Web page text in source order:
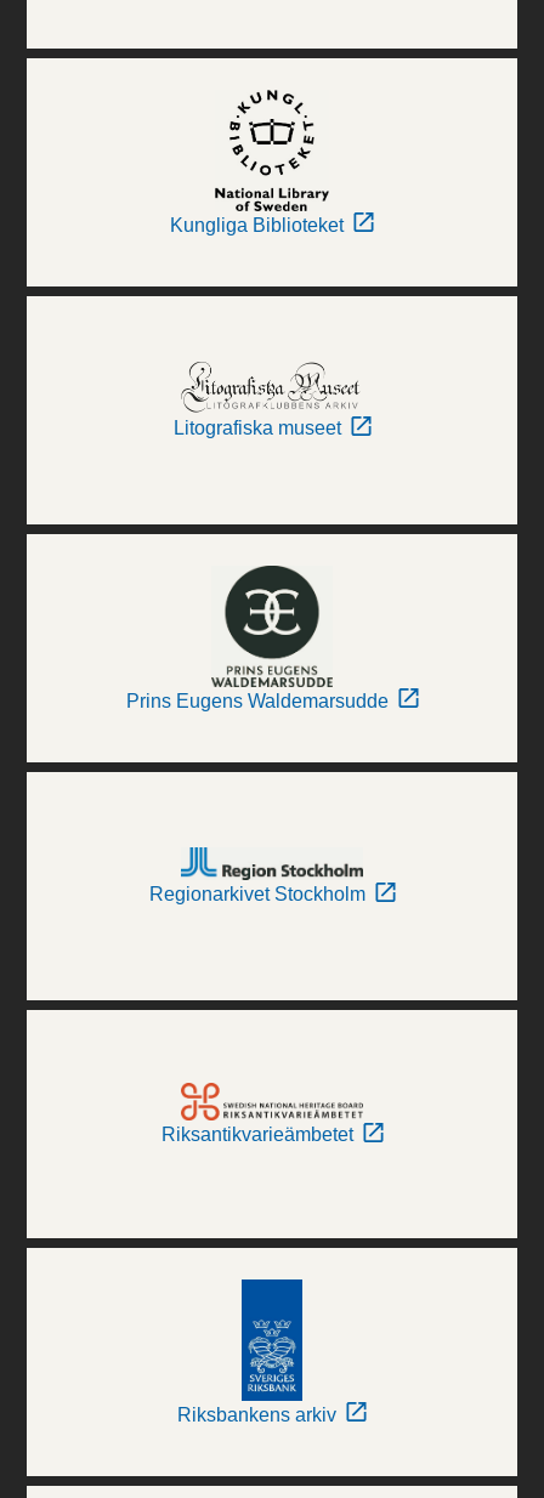
Kungliga Biblioteket
Litografiska museet
Prins Eugens Waldemarsudde
Regionarkivet Stockholm
Riksantikvarieämbetet
Riksbankens arkiv